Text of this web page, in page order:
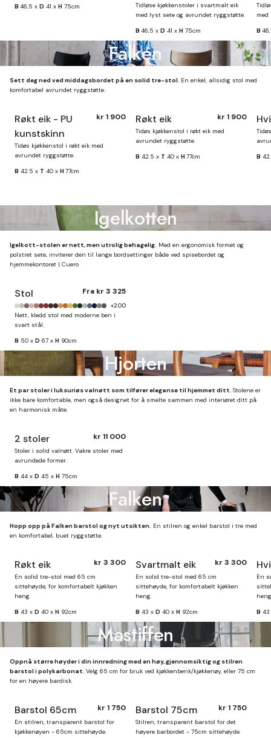
B 46,5 x D 41 x H 75cm
Tidløse kjøkkenstoler i svartmalt eik
med lyst sete og avrundet ryggstøtte.
B 46,5 x D 41 x H 75cm
B
Falken
Sett deg ned ved middagsbordet på en solid tre-stol. En enkel, allsidig stol med
komfortabel avrundet ryggstøtte.
Røkt eik - PU
kunstskinn
kr 1 900
Tidøs kjøkkenstol i røkt eik med
avrundet ryggstøtte.
B 42.5 x T 40 x H 77cm
Røkt eik kr 1 900
Tidøs kjøkkenstol i røkt eik med
avrundet ryggstøtte.
B 42.5 x T 40 x H 77cm
B
Igelkotten
Igelkott-stolen er nett, men utrolig behagelig. Med en ergonomisk formet og
polstret sete, inviterer den til lange bordsettinger både ved spisebordet og
hjemmekontoret | Cuero
Stol Fra kr 3 325
+200
Nett, kledd stol med moderne ben i
svart stål.
B 50 x D 67 x H 90cm
Hjorten
Et par stoler i luksuriøs valnøtt som tilfører eleganse til hjemmet ditt. Stolene er
ikke bare komfortable, men også designet for å smelte sammen med interiøret ditt på
en harmonisk måte.
Finnes på lager
2 stoler kr 11 000
Stoler i solid valnøtt. Vakre stoler med
avrundede former.
B 44 x D 45 x H 75cm
Falken
Hopp opp på Falken barstol og nyt utsikten. En stilren og enkel barstol i tre med
en komfortabel, buet ryggstøtte.
Finnes på lager
Røkt eik kr 3 300
En solid tre-stol med 65 cm
sittehøyde, for komfortabelt kjøkken
heng.
B 43 x D 40 x H 92cm
Svartmalt eik kr 3 300
En solid tre-stol med 65 cm
sittehøyde, for komfortabelt kjøkken
heng.
B 43 x D 40 x H 92cm
En
B
Mastiffen
Oppnå større høyder i din innredning med en høy, gjennomsiktig og stilren
barstol i polykarbonat. Velg 65 cm for bruk ved kjøkkenbenk/kjøkkenøy, eller 75 cm
for en høyere bardisk.
Finnes på lager
Barstol 65cm kr 1 750
En stilren, transparent barstol for
kjøkkenøyen - 65cm sittehøyde.
Finnes på lager
Barstol 75cm kr 1 750
Stilren, transparent barstol for det
høyere barbordet - 75cm sittehøyde.